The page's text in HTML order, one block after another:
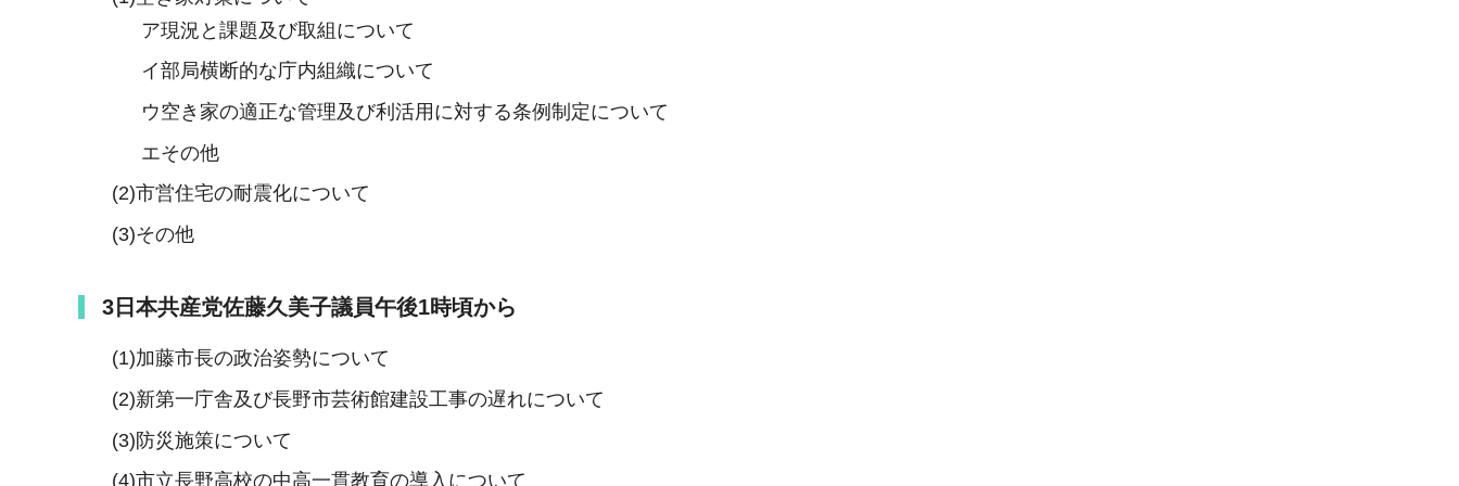
ア現況と課題及び取組について
イ部局横断的な庁内組織について
ウ空き家の適正な管理及び利活用に対する条例制定について
エその他
(2)市営住宅の耐震化について
(3)その他
3 日本共産党佐藤久美子議員午後1時頃から
(1)加藤市長の政治姿勢について
(2)新第一庁舎及び長野市芸術館建設工事の遅れについて
(3)防災施策について
(4)市立長野高校の中高一貫教育の導入について